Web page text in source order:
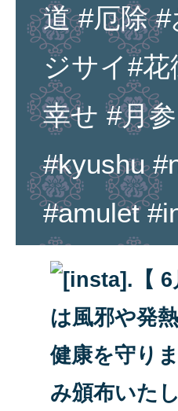
道 #厄除
ジサイ#
幸せ #月
#kyushu
#amulet